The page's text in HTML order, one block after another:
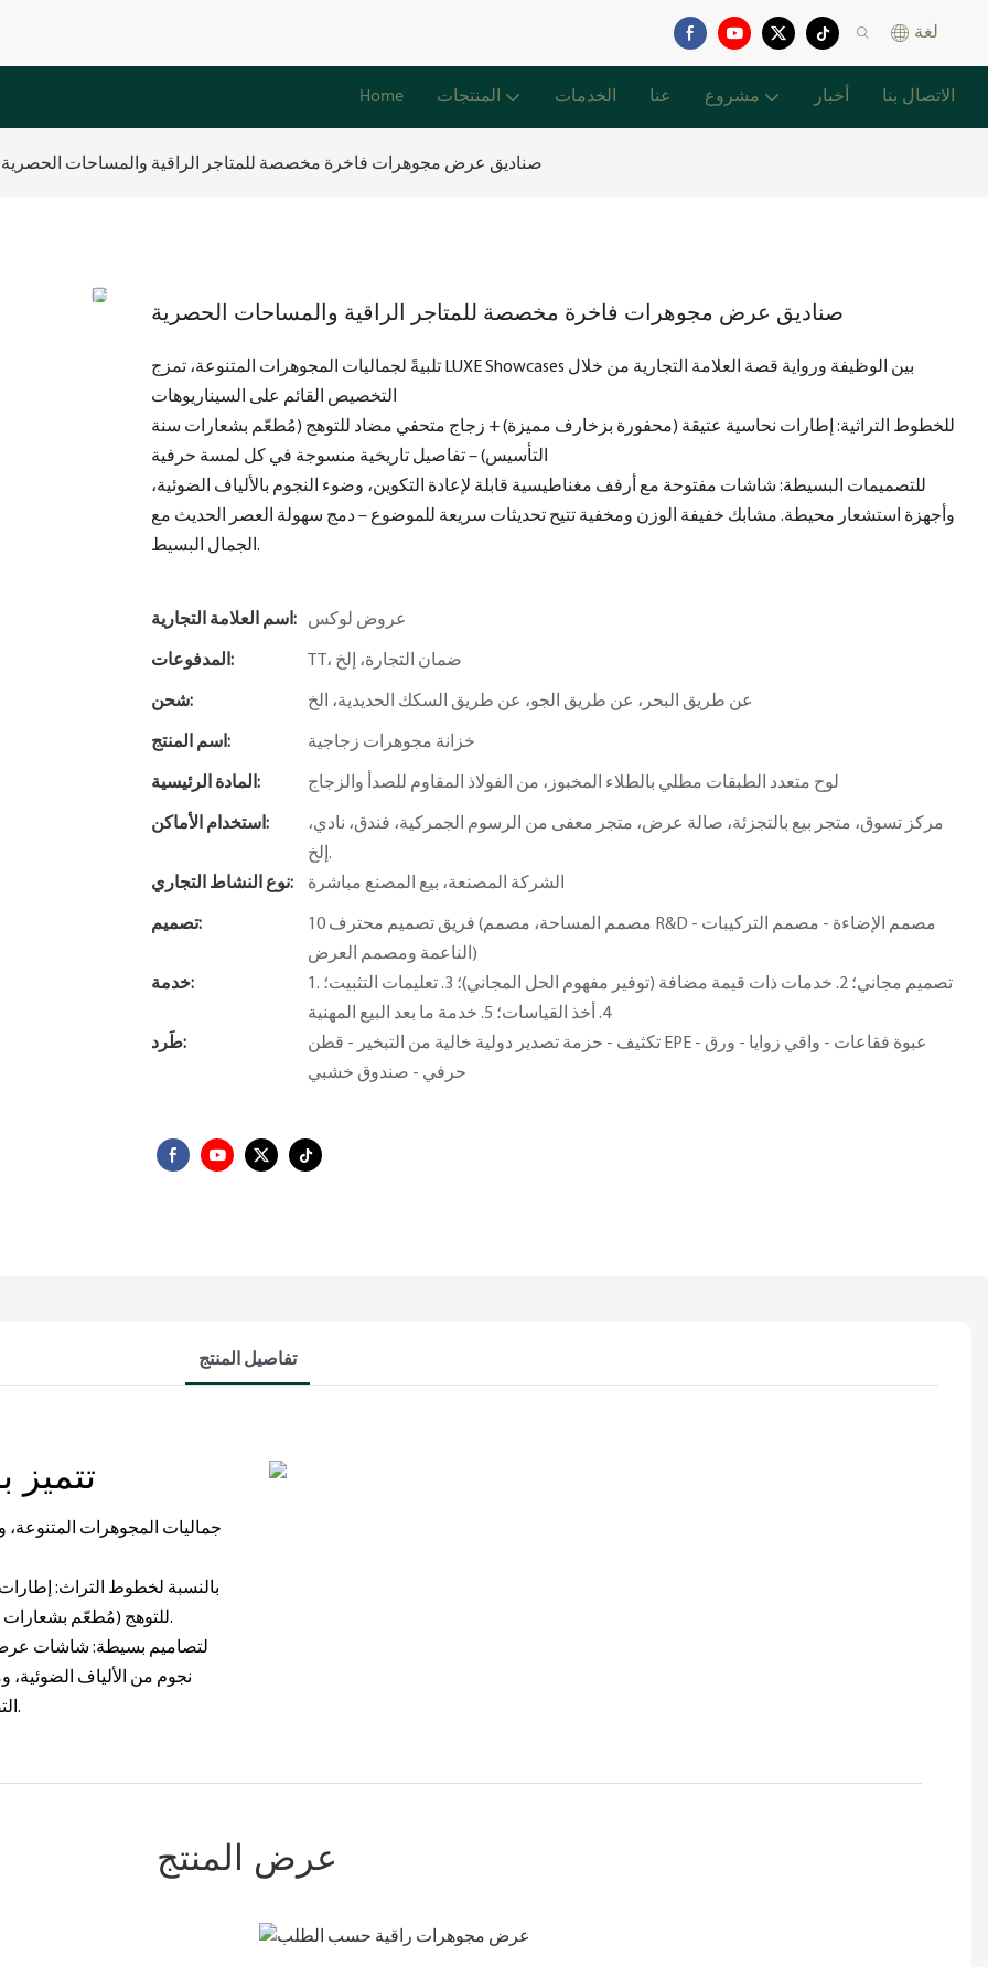
لغة
Home المنتجات الخدمات عنا مشروع أخبار الاتصال بنا
صناديق عرض مجوهرات فاخرة مخصصة للمتاجر الراقية والمساحات الحصرية
صناديق عرض مجوهرات فاخرة مخصصة للمتاجر الراقية والمساحات الحصرية
تلبيةً لجماليات المجوهرات المتنوعة، تمزج LUXE Showcases بين الوظيفة ورواية قصة العلامة التجارية من خلال
للخطوط التراثية: إطارات نحاسية عتيقة (محفورة بزخارف مميزة) + زجاج متحفي مضاد للتوهج (مُطعّم بشعارات سنة
للتصميمات البسيطة: شاشات مفتوحة مع أرفف مغناطيسية قابلة لإعادة التكوين، وضوء النجوم بالألياف الضوئية،
وأجهزة استشعار محيطة. مشابك خفيفة الوزن ومخفية تتيح تحديثات سريعة للموضوع – دمج سهولة العصر الحديث مع
الجمال البسيط.
اسم العلامة التجارية: عروض لوكس
المدفوعات: TT، ضمان التجارة، إلخ
شحن: عن طريق البحر، عن طريق الجو، عن طريق السكك الحديدية، الخ
اسم المنتج: خزانة مجوهرات زجاجية
المادة الرئيسية: لوح متعدد الطبقات مطلي بالطلاء المخبوز، من الفولاذ المقاوم للصدأ والزجاج
استخدام الأماكن:
مركز تسوق، متجر بيع بالتجزئة، صالة عرض، متجر معفى من الرسوم الجمركية، فندق، نادي،
إلخ.
نوع النشاط التجاري:
الشركة المصنعة، بيع المصنع مباشرة
تصميم:
10 فريق تصميم محترف (مصمم المساحة، مصمم R&D - مصمم الإضاءة - مصمم التركيبات
الناعمة ومصمم العرض)
خدمة:
1. تصميم مجاني؛ 2. خدمات ذات قيمة مضافة (توفير مفهوم الحل المجاني)؛ 3. تعليمات التثبيت؛
4. أخذ القياسات؛ 5. خدمة ما بعد البيع المهنية
طَرد:
تكثيف - حزمة تصدير دولية خالية من التبخير - قطن EPE - عبوة فقاعات - واقي زوايا - ورق
حرفي - صندوق خشبي
تفاصيل المنتج
تتميز
بالنسبة لخطوط التراث:
للتوهج (مُطعّم بشعارات سنة التأسيس) - تفاصيل تاريخية منسوجة في كل لمسة حرفية.
لتصاميم بسيطة: شاشات عرض
نجوم من الألياف
التصميم بسرعة، ما يمزج بين البساطة العصرية والجمال البسيط.
عرض المنتج